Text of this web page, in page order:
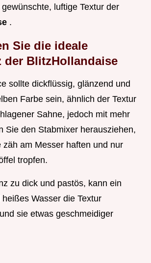
luftige Textur der
.
Sie die ideale
der BlitzHollandaise
sollte dickflüssig, glänzend und
Farbe sein, ähnlich der Textur
Sahne, jedoch mit mehr
Sie den Stabmixer herausziehen,
zäh am Messer haften und nur
tropfen.
zu dick und pastös, kann ein
heißes Wasser die Textur
sie etwas geschmeidiger